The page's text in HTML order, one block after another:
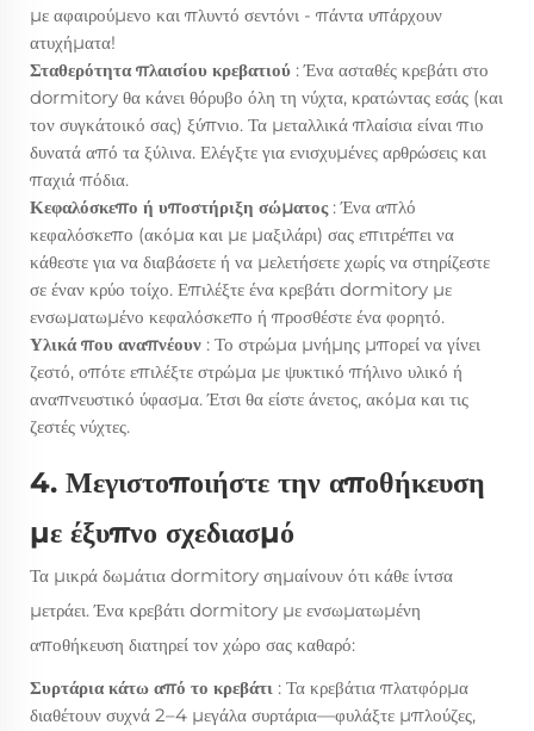
με αφαιρούμενο και πλυντό σεντόνι - πάντα υπάρχουν
ατυχήματα!
Σταθερότητα πλαισίου κρεβατιού : Ένα ασταθές κρεβάτι στο
dormitory θα κάνει θόρυβο όλη τη νύχτα, κρατώντας εσάς (και
τον συγκάτοικό σας) ξύπνιο. Τα μεταλλικά πλαίσια είναι πιο
δυνατά από τα ξύλινα. Ελέγξτε για ενισχυμένες αρθρώσεις και
παχιά πόδια.
Κεφαλόσκεπο ή υποστήριξη σώματος : Ένα απλό
κεφαλόσκεπο (ακόμα και με μαξιλάρι) σας επιτρέπει να
κάθεστε για να διαβάσετε ή να μελετήσετε χωρίς να στηρίζεστε
σε έναν κρύο τοίχο. Επιλέξτε ένα κρεβάτι dormitory με
ενσωματωμένο κεφαλόσκεπο ή προσθέστε ένα φορητό.
Υλικά που αναπνέουν : Το στρώμα μνήμης μπορεί να γίνει
ζεστό, οπότε επιλέξτε στρώμα με ψυκτικό πήλινο υλικό ή
αναπνευστικό ύφασμα. Έτσι θα είστε άνετος, ακόμα και τις
ζεστές νύχτες.
4. Μεγιστοποιήστε την αποθήκευση
με έξυπνο σχεδιασμό
Τα μικρά δωμάτια dormitory σημαίνουν ότι κάθε ίντσα
μετράει. Ένα κρεβάτι dormitory με ενσωματωμένη
αποθήκευση διατηρεί τον χώρο σας καθαρό:
Συρτάρια κάτω από το κρεβάτι : Τα κρεβάτια πλατφόρμα
διαθέτουν συχνά 2–4 μεγάλα συρτάρια—φυλάξτε μπλούζες,